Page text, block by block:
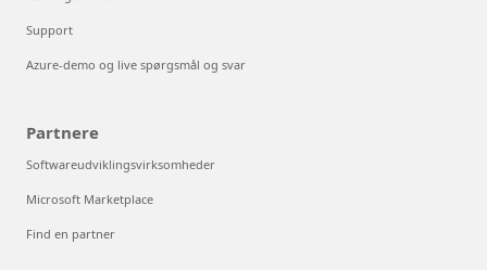
Support
Azure-demo og live spørgsmål og svar
Partnere
Softwareudviklingsvirksomheder
Microsoft Marketplace
Find en partner